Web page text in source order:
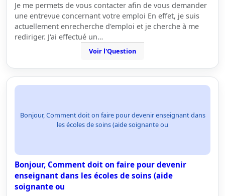
Je me permets de vous contacter afin de vous demander
une entrevue concernant votre emploi En effet, je suis
actuellement enrecherche d'emploi et je cherche à me
rediriger. J'ai effectué un…
Voir l'Question
Bonjour, Comment doit on faire pour devenir enseignant dans
les écoles de soins (aide soignante ou
Bonjour, Comment doit on faire pour devenir
enseignant dans les écoles de soins (aide
soignante ou